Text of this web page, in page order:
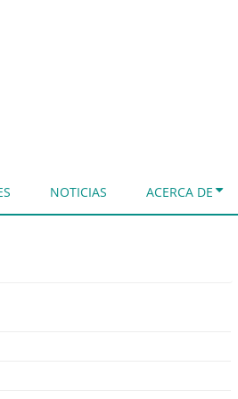
NOTICIAS ACERCA DE